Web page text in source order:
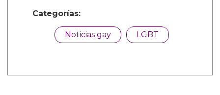
Categorías:
Noticias gay LGBT